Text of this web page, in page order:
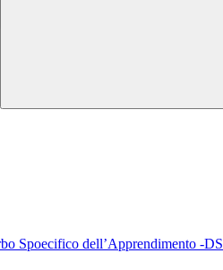
Spoecifico dell’Apprendimento -